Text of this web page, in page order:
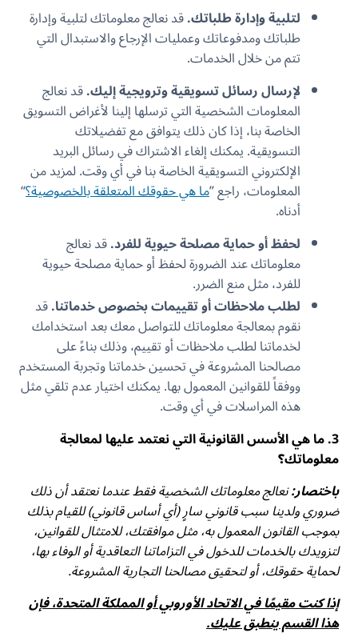
لتلبية وإدارة طلباتك.قد نعالج معلوماتك لتلبية وإدارة
طلباتك ومدفوعاتك وعمليات الإرجاع والاستبدال التي
تتم من خلال الخدمات.
لإرسال رسائل تسويقية وترويجية إليك.قد نعالج
المعلومات الشخصية التي ترسلها إلينا لأغراض التسويق
الخاصة بنا، إذا كان ذلك يتوافق مع تفضيلاتك
التسويقية. يمكنك إلغاء الاشتراك في رسائل البريد
الإلكتروني التسويقية الخاصة بنا في أي وقت. لمزيد من
المعلومات، راجع ”ما هي حقوقك المتعلقة بالخصوصية؟“
أدناه.
لحفظ أو حماية مصلحة حيوية للفرد.قد نعالج
معلوماتك عند الضرورة لحفظ أو حماية مصلحة حيوية
للفرد، مثل منع الضرر.
لطلب ملاحظات أو تقييمات بخصوص خدماتنا.قد
نقوم بمعالجة معلوماتك للتواصل معك بعد استخدامك
لخدماتنا لطلب ملاحظات أو تقييم، وذلك بناءً على
مصالحنا المشروعة في تحسين خدماتنا وتجربة المستخدم
ووفقاً للقوانين المعمول بها. يمكنك اختيار عدم تلقي مثل
هذه المراسلات في أي وقت.
3. ما هي الأسس القانونية التي نعتمد عليها لمعالجة
معلوماتك؟
باختصار:نعالج معلوماتك الشخصية فقط عندما نعتقد أن ذلك
ضروري ولدينا سبب قانوني سارٍ (أي أساس قانوني) للقيام بذلك
بموجب القانون المعمول به، مثل موافقتك، للامتثال للقوانين،
لتزويدك بالخدمات للدخول في التزاماتنا التعاقدية أو الوفاء بها،
لحماية حقوقك، أو لتحقيق مصالحنا التجارية المشروعة.
إذا كنت مقيمًا في الاتحاد الأوروبي أو المملكة المتحدة، فإن
هذا القسم ينطبق عليك.